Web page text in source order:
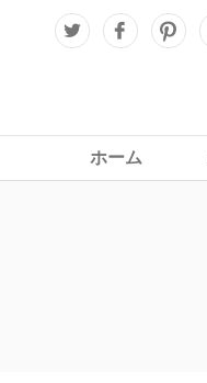
ホーム